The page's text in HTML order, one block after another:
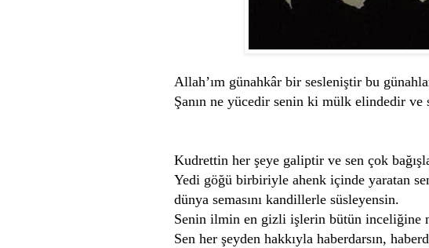
Allah’ım günahkâr bir sesleniştir bu
Şanın ne yücedir senin ki mülk elindedir ve
Kudrettin her şeye galiptir ve sen çok
Yedi göğü birbiriyle ahenk içinde yaratan
dünya semasını kandillerle süsleyensin.
Senin ilmin en gizli işlerin bütün inceliğine
Sen her şeyden hakkıyla haberdarsın,